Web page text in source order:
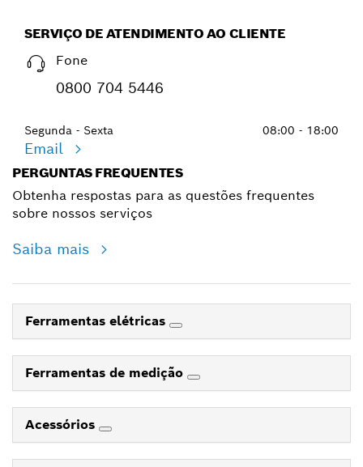
SERVIÇO DE ATENDIMENTO AO CLIENTE
Fone
0800 704 5446
Segunda - Sexta 08:00 - 18:00
Email
PERGUNTAS FREQUENTES
Obtenha respostas para as questões frequentes
sobre nossos serviços
Saiba mais
Ferramentas elétricas
Ferramentas de medição
Acessórios